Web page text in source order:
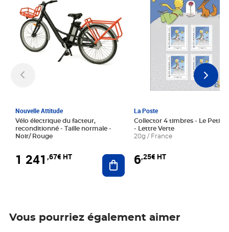
Nouvelle Attitude
Vélo électrique du facteur,
reconditionné - Taille normale -
Noir/ Rouge
1 241 ,67€ HT Ajouter au panier
La Poste
Collector 4 timbres - Le Petit
- Lettre Verte
20g / France
6,25€ HT
Vous pourriez également aimer